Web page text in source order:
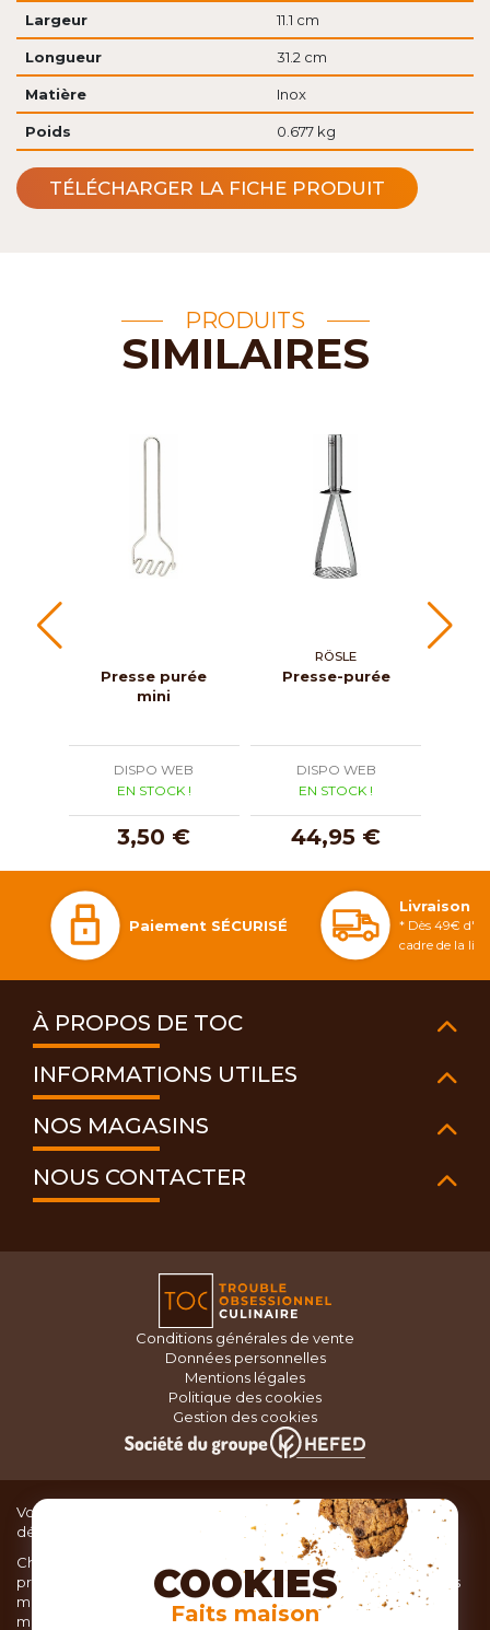
Largeur 11.1 cm
Longueur 31.2 cm
Matière Inox
Poids 0.677 kg
TÉLÉCHARGER LA FICHE PRODUIT
PRODUITS
SIMILAIRES
Presse purée
mini
DISPO WEB
EN STOCK !
3,50 €
RÖSLE
Presse-purée
DISPO WEB
EN STOCK !
44,95 €
Paiement SÉCURISÉ
Livraison
* Dès 49€
cadre de la
À PROPOS DE TOC
INFORMATIONS UTILES
NOS MAGASINS
NOUS CONTACTER
Conditions générales de vente
Données personnelles
Mentions légales
Politique des cookies
Gestion des cookies
Vous recherchez du matériel de cuisine pour concocter de
délicieux plats ou des pâtisseries dignes d’un grand chef ?
Chez TOC, boutique d’ustensiles de cuisine, nous vous
proposons une large sélection de produits issus des meilleures
marques de matériel de cuisine: Ustensiles de pâtisserie,
matériel de cuisson, service de table, ustensiles de cuisine,
COOKIES
Faits maison